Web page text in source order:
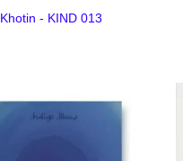
Khotin - KIND 013